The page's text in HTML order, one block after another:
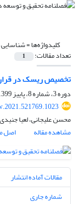
کلیدواژه‌ها =
تعداد مقالات: 1
تخصیص ریسک در
دوره 3، شماره 8، پاییز 1399، صفحه
محسن علیجانی، لعیا جنیدی
مشاهده مقاله
اصل
مقالات آماده انتشار
شماره جاری